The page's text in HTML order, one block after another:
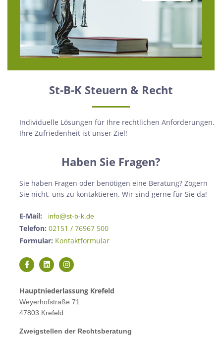
St-B-K Steuern & Recht
Individuelle Lösungen für Ihre rechtlichen Anforderungen.
Ihre Zufriedenheit ist unser Ziel!
Haben Sie Fragen?
Sie haben Fragen oder benötigen eine Beratung? Zögern
Sie nicht, uns zu kontaktieren. Wir sind gerne für Sie da!
E-Mail: info@st-b-k.de
Telefon: 02151 / 76967 500
Formular: Kontaktformular
Hauptniederlassung Krefeld
Weyerhofstraße 71
47803 Krefeld
Zweigstellen der Rechtsberatung